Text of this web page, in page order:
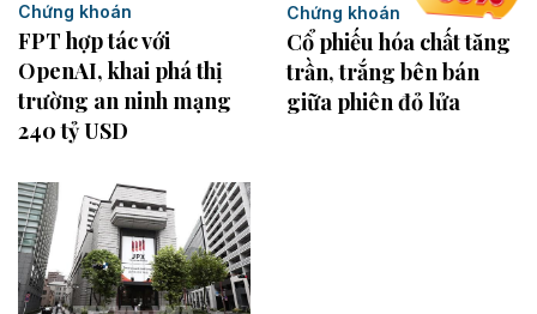
Chứng khoán
FPT hợp tác với
OpenAI, khai phá thị
trường an ninh mạng
240 tỷ USD
Chứng khoán
Cổ phiếu hóa chất tăng
trần, trắng bên bán
giữa phiên đỏ lửa